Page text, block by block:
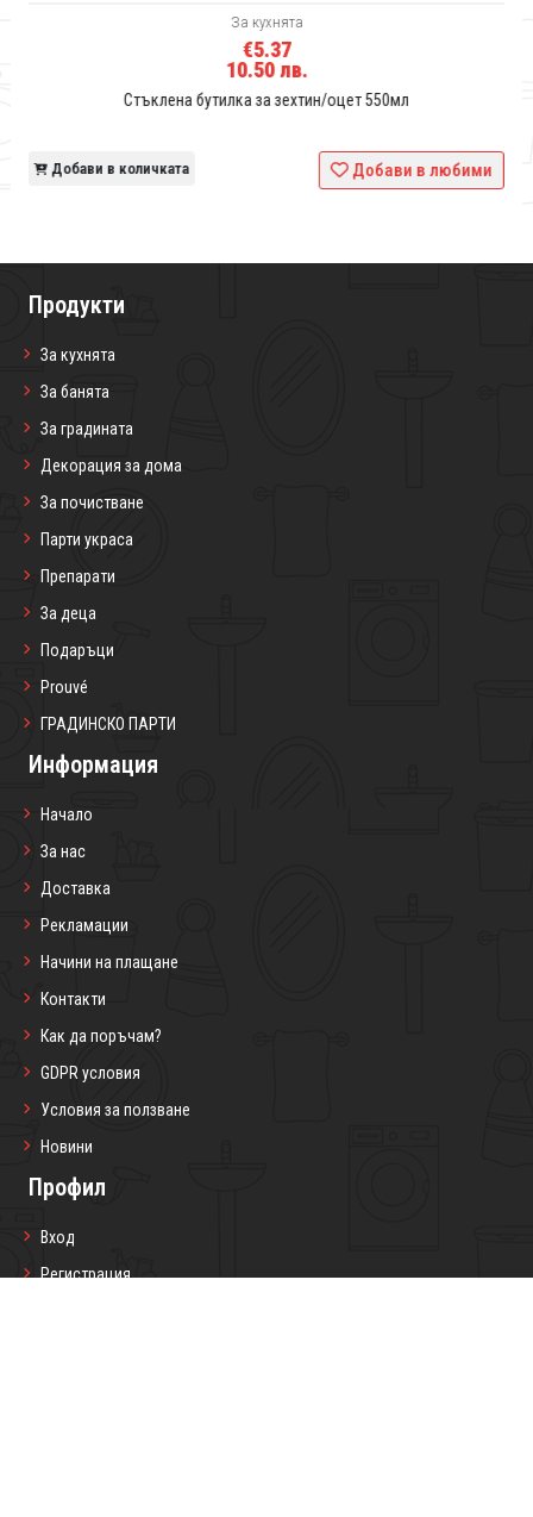
За кухнята
€5.37
10.50 лв.
Стъклена бутилка за зехтин/оцет 550мл
Добави в количката Добави в любими
Продукти
За кухнята
За банята
За градината
Декорация за дома
За почистване
Парти украса
Препарати
За деца
Подаръци
Prouvé
ГРАДИНСКО ПАРТИ
Информация
Начало
За нас
Доставка
Рекламации
Начини на плащане
Контакти
Как да поръчам?
GDPR условия
Условия за ползване
Новини
Профил
Вход
Регистрация